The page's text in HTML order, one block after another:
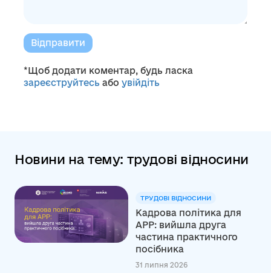
Відправити
*Щоб додати коментар, будь ласка
зареєструйтесь або увійдіть
Новини на тему: трудові відносини
ТРУДОВІ ВІДНОСИНИ
Кадрова політика для
АРР: вийшла друга
частина практичного
посібника
31 липня 2026